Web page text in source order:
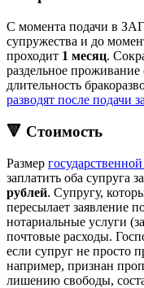
С момента подачи в
супружества и до
проходит 1 месяц.
раздельное
длительность
разводят после подачи
🔻 Стоимость
Размер
заплатить оба супруга
рублей. Супругу,
пересылает заявление
нотариальные услуги
почтовые расходы.
если супруг не просто
например, признан
лишению свободы,